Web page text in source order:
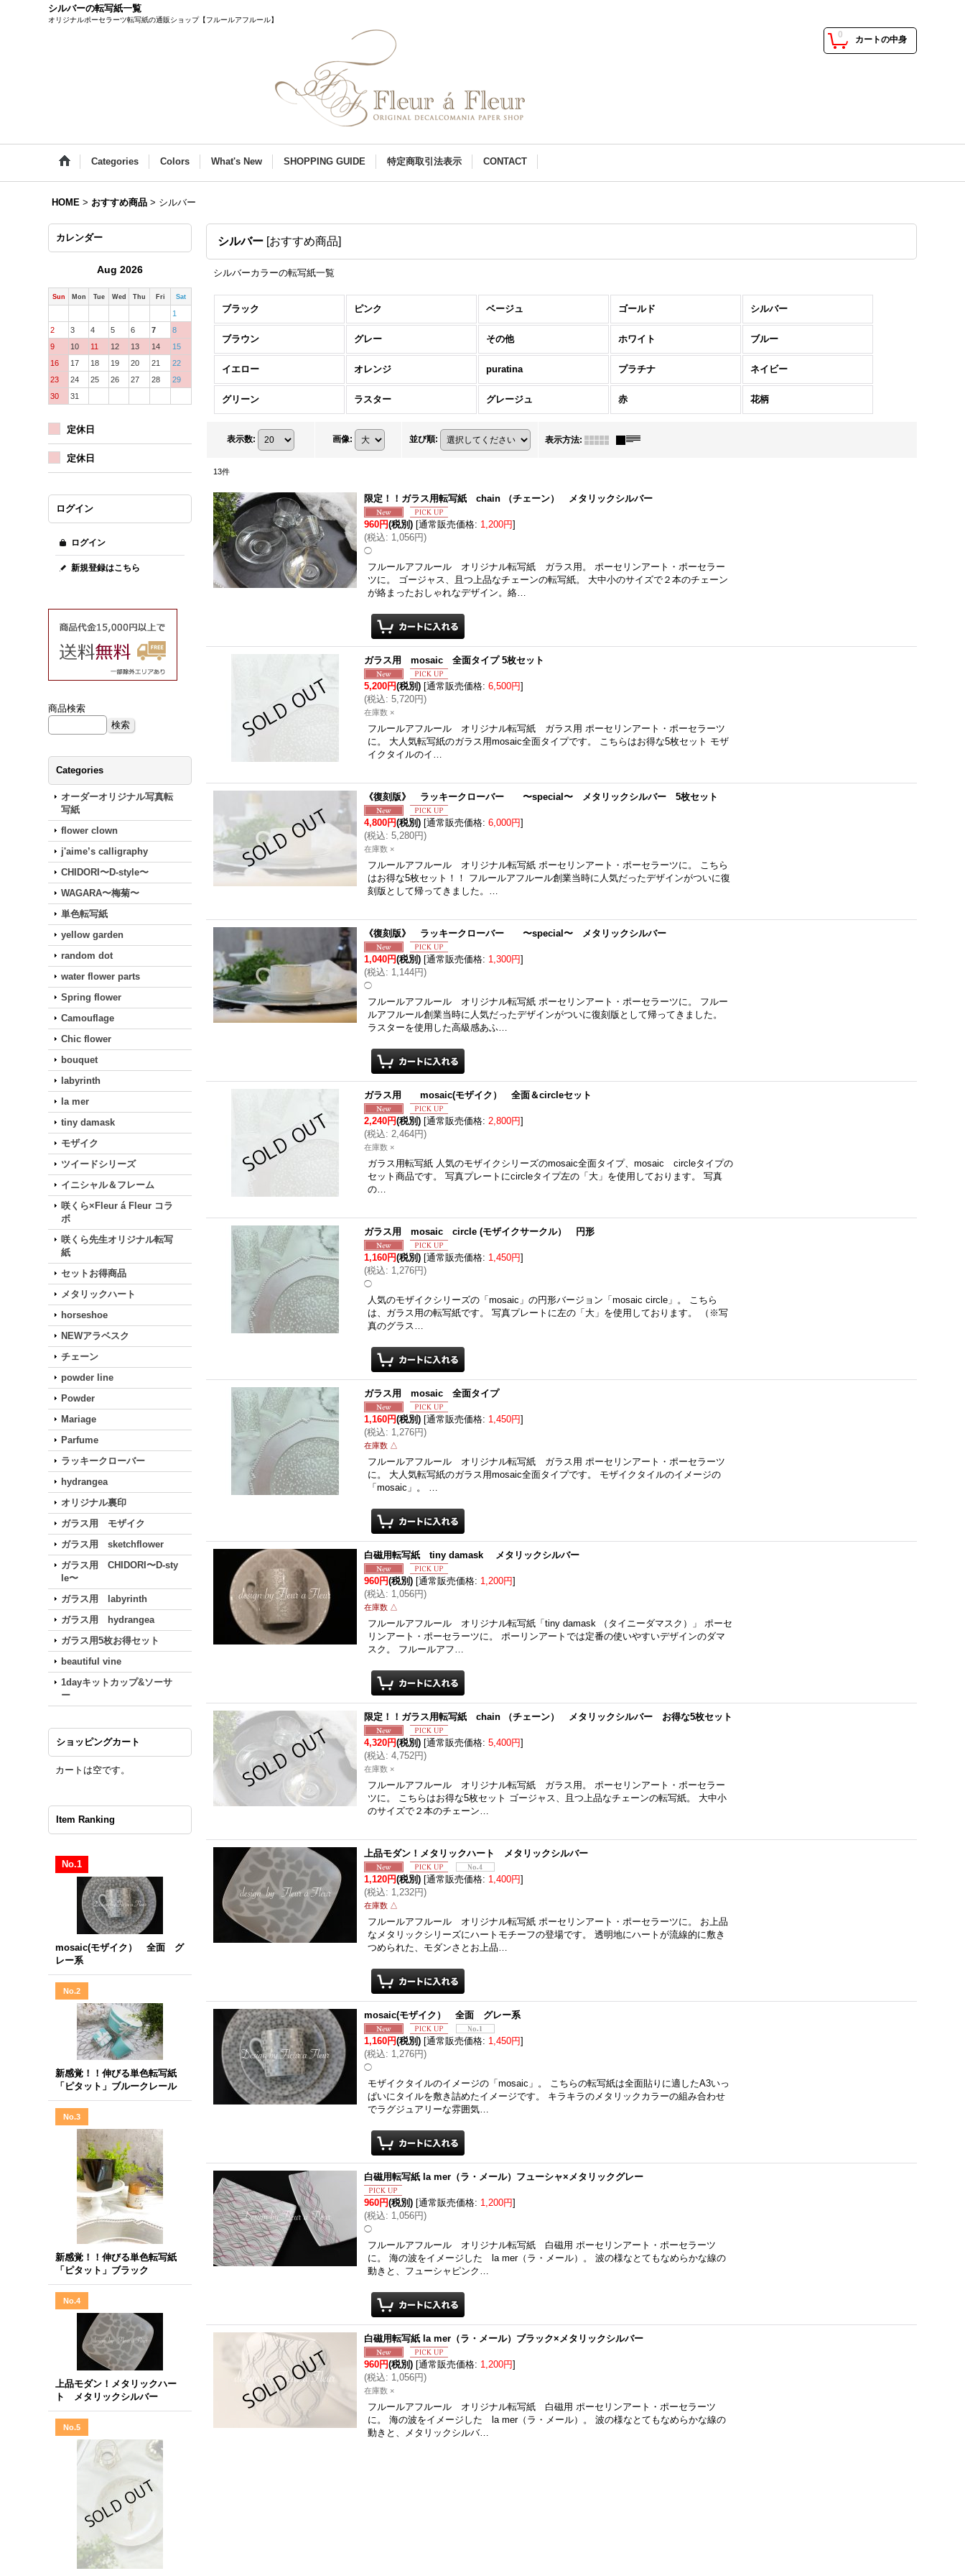
シルバーの転写紙一覧
オリジナルポーセラーツ転写紙の通販ショップ【フルールアフルール】
0 カートの中身
Categories Colors What's New SHOPPING GUIDE 特定商取引法表示 CONTACT
HOME > おすすめ商品 > シルバー
カレンダー
Aug 2026
Sun Mon Tue Wed Thu Fri Sat
1
2
3 4 5 6 7
8
9
10 11 12 13 14
15
16
17 18 19 20 21
22
23
24 25 26 27 28
29
30
31
定休日
定休日
ログイン
ログイン
新規登録はこちら
商品検索
Categories
オーダーオリジナル写真転
写紙
flower clown
j'aime’s calligraphy
CHIDORI〜D-style〜
WAGARA〜梅菊〜
単色転写紙
yellow garden
random dot
water flower parts
Spring flower
Camouflage
Chic flower
bouquet
labyrinth
la mer
tiny damask
モザイク
ツイードシリーズ
イニシャル＆フレーム
咲くら×Fleur á Fleur コラ
ボ
咲くら先生オリジナル転写
紙
セットお得商品
メタリックハート
horseshoe
NEWアラベスク
チェーン
powder line
Powder
Mariage
Parfume
ラッキークローバー
hydrangea
オリジナル裏印
ガラス用 モザイク
ガラス用 sketchflower
ガラス用 CHIDORI〜D-sty
le〜
ガラス用 labyrinth
ガラス用 hydrangea
ガラス用5枚お得セット
beautiful vine
1dayキットカップ&ソーサ
ー
ショッピングカート
カートは空です。
Item Ranking
No.1
mosaic(モザイク） 全面 グ
レー系
No.2
新感覚！！伸びる単色転写紙
「ピタット」ブルークレール
No.3
新感覚！！伸びる単色転写紙
「ピタット」ブラック
No.4
上品モダン！メタリックハー
ト メタリックシルバー
No.5
シルバー [おすすめ商品]
シルバーカラーの転写紙一覧
ブラック ピンク ベージュ ゴールド シルバー
ブラウン グレー その他 ホワイト ブルー
イエロー オレンジ puratina プラチナ ネイビー
グリーン ラスター グレージュ 赤 花柄
表示数: 画像: 並び順: 表示方法:
13件
限定！！ガラス用転写紙 chain （チェーン） メタリックシルバー
960円(税別) [通常販売価格: 1,200円]
(税込: 1,056円)
◯
フルールアフルール オリジナル転写紙 ガラス用。 ポーセリンアート・ポーセラー
ツに。 ゴージャス、且つ上品なチェーンの転写紙。 大中小のサイズで２本のチェーン
が絡まったおしゃれなデザイン。絡…
ガラス用 mosaic 全面タイプ 5枚セット
5,200円(税別) [通常販売価格: 6,500円]
(税込: 5,720円)
在庫数 ×
フルールアフルール オリジナル転写紙 ガラス用 ポーセリンアート・ポーセラーツ
に。 大人気転写紙のガラス用mosaic全面タイプです。 こちらはお得な5枚セット モザ
イクタイルのイ…
《復刻版》 ラッキークローバー 〜special〜 メタリックシルバー 5枚セット
4,800円(税別) [通常販売価格: 6,000円]
(税込: 5,280円)
在庫数 ×
フルールアフルール オリジナル転写紙 ポーセリンアート・ポーセラーツに。 こちら
はお得な5枚セット！！ フルールアフルール創業当時に人気だったデザインがついに復
刻版として帰ってきました。…
《復刻版》 ラッキークローバー 〜special〜 メタリックシルバー
1,040円(税別) [通常販売価格: 1,300円]
(税込: 1,144円)
◯
フルールアフルール オリジナル転写紙 ポーセリンアート・ポーセラーツに。 フルー
ルアフルール創業当時に人気だったデザインがついに復刻版として帰ってきました。
ラスターを使用した高級感あふ…
ガラス用 mosaic(モザイク） 全面＆circleセット
2,240円(税別) [通常販売価格: 2,800円]
(税込: 2,464円)
在庫数 ×
ガラス用転写紙 人気のモザイクシリーズのmosaic全面タイプ、mosaic circleタイプの
セット商品です。 写真プレートにcircleタイプ左の「大」を使用しております。 写真
の…
ガラス用 mosaic circle (モザイクサークル） 円形
1,160円(税別) [通常販売価格: 1,450円]
(税込: 1,276円)
◯
人気のモザイクシリーズの「mosaic」の円形バージョン「mosaic circle」。 こちら
は、ガラス用の転写紙です。 写真プレートに左の「大」を使用しております。 （※写
真のグラス…
ガラス用 mosaic 全面タイプ
1,160円(税別) [通常販売価格: 1,450円]
(税込: 1,276円)
在庫数 △
フルールアフルール オリジナル転写紙 ガラス用 ポーセリンアート・ポーセラーツ
に。 大人気転写紙のガラス用mosaic全面タイプです。 モザイクタイルのイメージの
「mosaic」。 …
白磁用転写紙 tiny damask メタリックシルバー
960円(税別) [通常販売価格: 1,200円]
(税込: 1,056円)
在庫数 △
フルールアフルール オリジナル転写紙「tiny damask （タイニーダマスク）」 ポーセ
リンアート・ポーセラーツに。 ポーリンアートでは定番の使いやすいデザインのダマ
スク。 フルールアフ…
限定！！ガラス用転写紙 chain （チェーン） メタリックシルバー お得な5枚セット
4,320円(税別) [通常販売価格: 5,400円]
(税込: 4,752円)
在庫数 ×
フルールアフルール オリジナル転写紙 ガラス用。 ポーセリンアート・ポーセラー
ツに。 こちらはお得な5枚セット ゴージャス、且つ上品なチェーンの転写紙。 大中小
のサイズで２本のチェーン…
上品モダン！メタリックハート メタリックシルバー
1,120円(税別) [通常販売価格: 1,400円]
(税込: 1,232円)
在庫数 △
フルールアフルール オリジナル転写紙 ポーセリンアート・ポーセラーツに。 お上品
なメタリックシリーズにハートモチーフの登場です。 透明地にハートが流線的に敷き
つめられた、モダンさとお上品…
mosaic(モザイク） 全面 グレー系
1,160円(税別) [通常販売価格: 1,450円]
(税込: 1,276円)
◯
モザイクタイルのイメージの「mosaic」。 こちらの転写紙は全面貼りに適したA3いっ
ぱいにタイルを敷き詰めたイメージです。 キラキラのメタリックカラーの組み合わせ
でラグジュアリーな雰囲気…
白磁用転写紙 la mer（ラ・メール）フューシャ×メタリックグレー
960円(税別) [通常販売価格: 1,200円]
(税込: 1,056円)
◯
フルールアフルール オリジナル転写紙 白磁用 ポーセリンアート・ポーセラーツ
に。 海の波をイメージした la mer（ラ・メール）。 波の様なとてもなめらかな線の
動きと、フューシャピンク…
白磁用転写紙 la mer（ラ・メール）ブラック×メタリックシルバー
960円(税別) [通常販売価格: 1,200円]
(税込: 1,056円)
在庫数 ×
フルールアフルール オリジナル転写紙 白磁用 ポーセリンアート・ポーセラーツ
に。 海の波をイメージした la mer（ラ・メール）。 波の様なとてもなめらかな線の
動きと、メタリックシルバ…